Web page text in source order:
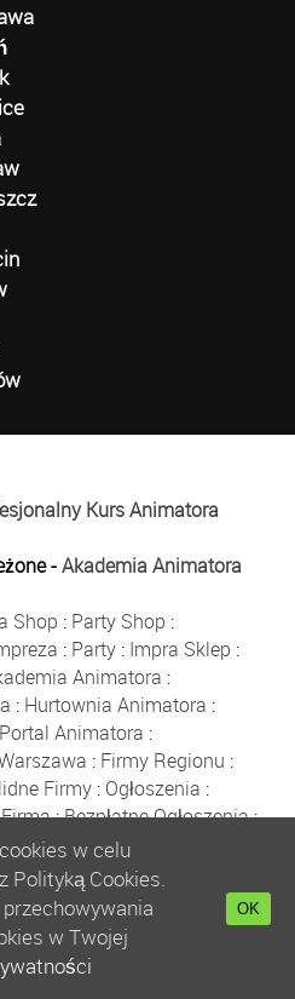
Kurs Animatora
-Akademia Animatora
Shop : Party Shop :
: Party : Impra Sklep :
Animatora :
: Hurtownia Animatora :
Portal Animatora :
: Firmy Regionu :
Firmy: Ogłoszenia :
:Bezpłatne Ogłoszenia:
Wolnego:
:sklep animatora
Ogłoszenia
:Kurs Animatora
:
Warszawa :Rumia
:
w celu
Polityką Cookies.
w Twojej
OK